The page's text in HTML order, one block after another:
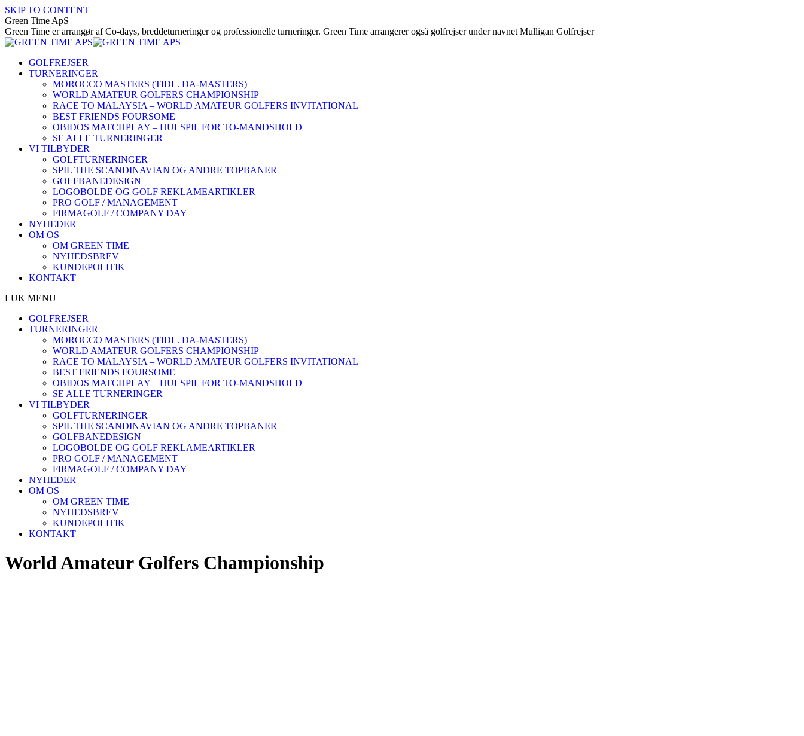
SKIP TO CONTENT
Green Time ApS
Green Time er arrangør af Co-days, breddeturneringer og professionelle turneringer. Green Time arrangerer også golfrejser under navnet Mulligan Golfrejser
GOLFREJSER
TURNERINGER
MOROCCO MASTERS (TIDL. DA-MASTERS)
WORLD AMATEUR GOLFERS CHAMPIONSHIP
RACE TO MALAYSIA – WORLD AMATEUR GOLFERS INVITATIONAL
BEST FRIENDS FOURSOME
OBIDOS MATCHPLAY – HULSPIL FOR TO-MANDSHOLD
SE ALLE TURNERINGER
VI TILBYDER
GOLFTURNERINGER
SPIL THE SCANDINAVIAN OG ANDRE TOPBANER
GOLFBANEDESIGN
LOGOBOLDE OG GOLF REKLAMEARTIKLER
PRO GOLF / MANAGEMENT
FIRMAGOLF / COMPANY DAY
NYHEDER
OM OS
OM GREEN TIME
NYHEDSBREV
KUNDEPOLITIK
KONTAKT
LUK MENU
GOLFREJSER
TURNERINGER
MOROCCO MASTERS (TIDL. DA-MASTERS)
WORLD AMATEUR GOLFERS CHAMPIONSHIP
RACE TO MALAYSIA – WORLD AMATEUR GOLFERS INVITATIONAL
BEST FRIENDS FOURSOME
OBIDOS MATCHPLAY – HULSPIL FOR TO-MANDSHOLD
SE ALLE TURNERINGER
VI TILBYDER
GOLFTURNERINGER
SPIL THE SCANDINAVIAN OG ANDRE TOPBANER
GOLFBANEDESIGN
LOGOBOLDE OG GOLF REKLAMEARTIKLER
PRO GOLF / MANAGEMENT
FIRMAGOLF / COMPANY DAY
NYHEDER
OM OS
OM GREEN TIME
NYHEDSBREV
KUNDEPOLITIK
KONTAKT
World Amateur Golfers Championship